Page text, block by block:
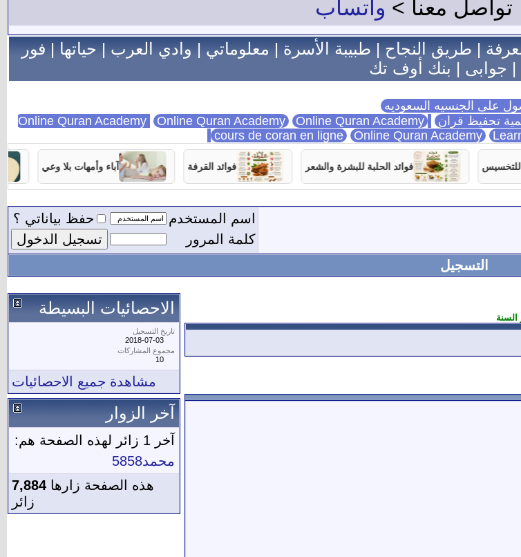
تواصل معنا > واتساب
|طريق النجاح|طبيبة الأسرة|معلوماتي|وادي العرب|حياتها|فور
| جوابى | بنك أوف تك
على الجنسيه السعوديه
تحفيظ قران Online Quran Academy Online Quran Academy
cours de coran en ligne Online Quran Academy
آباء وأمهات بلا وعي فوائد القرفة فوائد الحلبة للبشرة والشعر
اسم المستخدم
حفظ بياناتي ؟
كلمة المرور
التسجيل
الاحصائيات البسيطة
تاريخ التسجيل
2018-07-03
مجموع المشاركات
10
مشاهدة جميع الاحصائيات
آخر الزوار
آخر 1 زائر لهذه الصفحة هم:
محمد5858
هذه الصفحة زارها 7,884
زائر